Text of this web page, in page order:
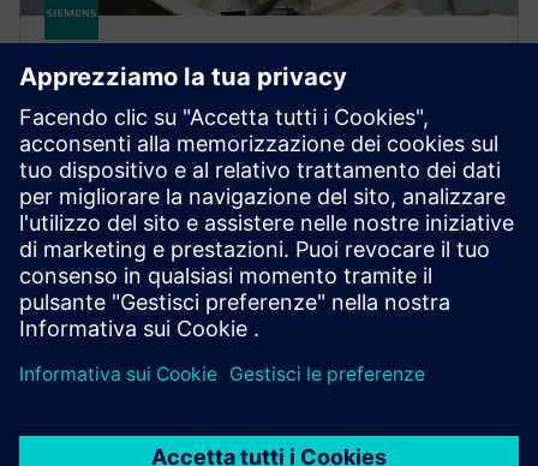
SIMCENTER
Simcenter Qsources Hardware
Misura facilmente punti guida e funzioni di risposta
in frequenza strutturale e vibro-acustica con una
suite di hardware per l'eccitazione sonora e
vibrazionale.